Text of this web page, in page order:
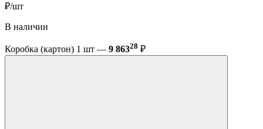
₽/шт
В наличии
Коробка (картон) 1 шт — 9 86328 ₽